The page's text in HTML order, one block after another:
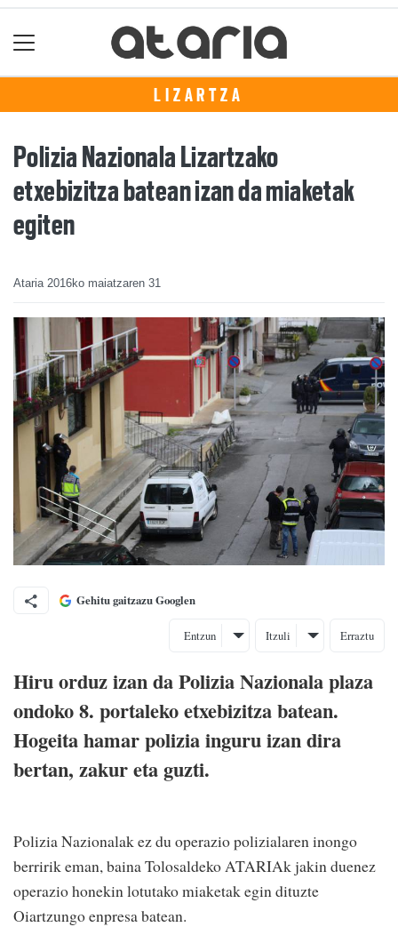
LIZARTZA
Polizia Nazionala Lizartzako
etxebizitza batean izan da miaketak
egiten
Ataria 2016ko maiatzaren 31
Gehitu gaitzazu Googlen
Entzun Itzuli Erraztu
Hiru orduz izan da Polizia Nazionala plaza
ondoko 8. portaleko etxebizitza batean.
Hogeita hamar polizia inguru izan dira
bertan, zakur eta guzti.
Polizia Nazionalak ez du operazio polizialaren inongo
berririk eman, baina Tolosaldeko ATARIAk jakin duenez
operazio honekin lotutako miaketak egin dituzte
Oiartzungo enpresa batean.